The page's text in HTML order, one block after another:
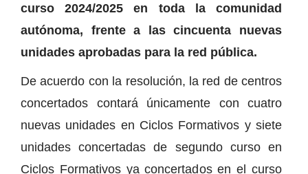
curso 2024/2025 en toda la comunidad
autónoma, frente a las cincuenta nuevas
unidades aprobadas para la red pública.
De acuerdo con la resolución, la red de centros
concertados contará únicamente con cuatro
nuevas unidades en Ciclos Formativos y siete
unidades concertadas de segundo curso en
Ciclos Formativos ya concertados en el curso